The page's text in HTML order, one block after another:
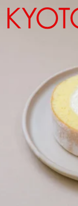
地図から探
カテゴリ
SPECIAL
NEW OPEN